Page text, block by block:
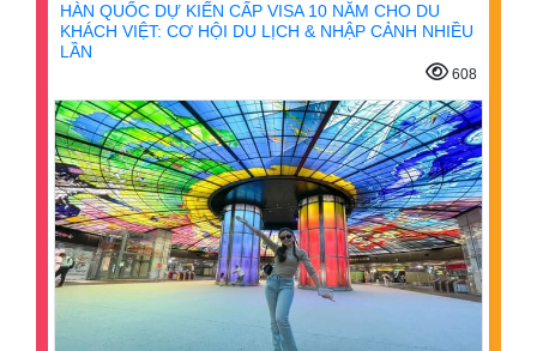
HÀN QUỐC DỰ KIẾN CẤP VISA 10 NĂM CHO DU
KHÁCH VIỆT: CƠ HỘI DU LỊCH & NHẬP CẢNH NHIỀU
LẦN
608